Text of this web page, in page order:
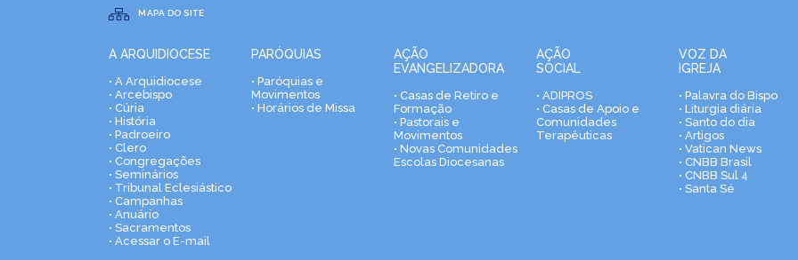
MAPA DO SITE
A ARQUIDIOCESE
• A Arquidiocese
• Arcebispo
• Cúria
• História
• Padroeiro
• Clero
• Congregações
• Seminários
• Tribunal Eclesiástico
• Campanhas
• Anuário
• Sacramentos
• Acessar o E-mail
PARÓQUIAS
• Paróquias e
Movimentos
• Horários de Missa
AÇÃO
EVANGELIZADORA
• Casas de Retiro e
Formação
• Pastorais e
Movimentos
• Novas Comunidades
Escolas Diocesanas
AÇÃO
SOCIAL
• ADIPROS
• Casas de Apoio e
Comunidades
Terapêuticas
VOZ DA
IGREJA
• Palavra do Bispo
• Liturgia diária
• Santo do dia
• Artigos
• Vatican News
• CNBB Brasil
• CNBB Sul 4
• Santa Sé